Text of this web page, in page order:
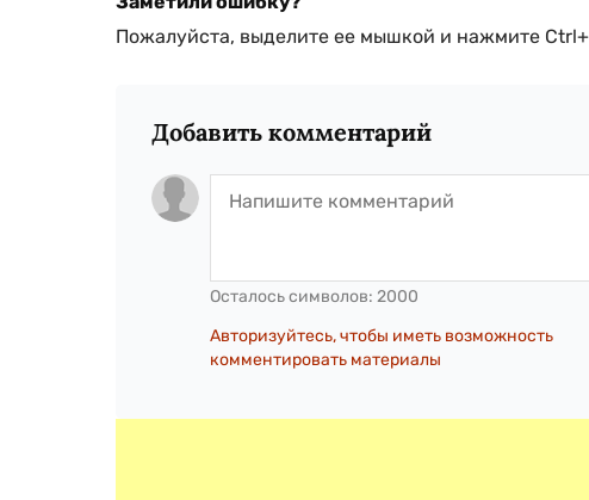
Пожалуйста, выделите ее мышкой и нажмите
Добавить комментарий
Осталось символов: 2000
Авторизуйтесь, чтобы иметь возможность
комментировать материалы